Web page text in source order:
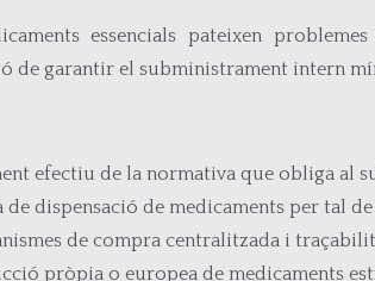
essencials pateixen
de garantir el subministrament intern
efectiu de la normativa que obliga al
de dispensació de medicaments per tal
de compra centralitzada i
pròpia o europea de medicaments